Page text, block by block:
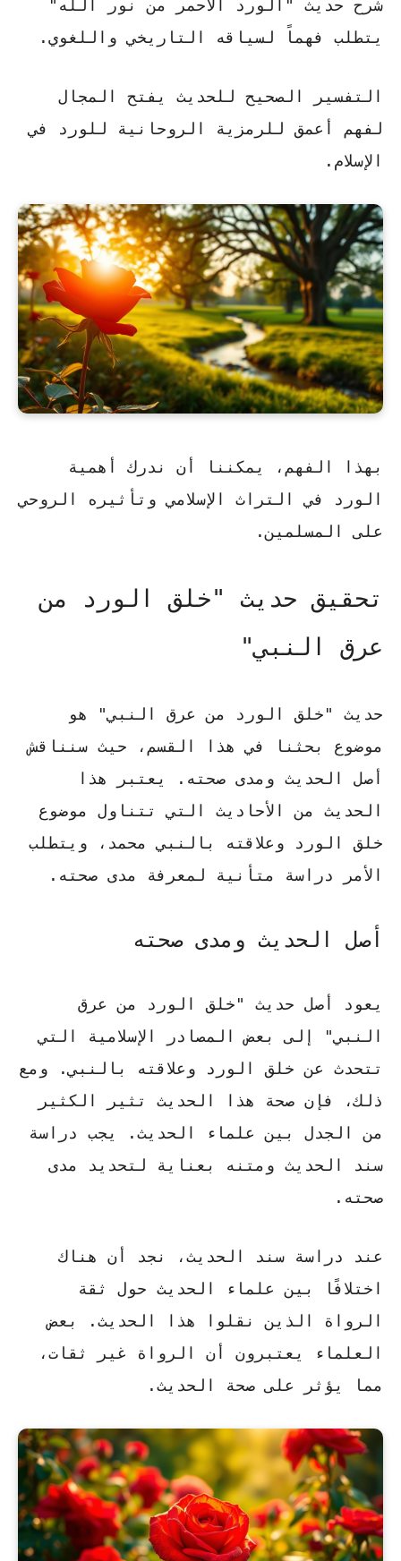
شرح حديث "الورد الأحمر من نور الله"
يتطلب فهماً لسياقه التاريخي واللغوي.
التفسير الصحيح للحديث يفتح المجال
لفهم أعمق للرمزية الروحانية للورد في
الإسلام.
بهذا الفهم، يمكننا أن ندرك أهمية
الورد في التراث الإسلامي وتأثيره الروحي
على المسلمين.
تحقيق حديث "خلق الورد من
عرق النبي"
حديث "خلق الورد من عرق النبي" هو
موضوع بحثنا في هذا القسم، حيث سنناقش
أصل الحديث ومدى صحته. يعتبر هذا
الحديث من الأحاديث التي تتناول موضوع
خلق الورد وعلاقته بالنبي محمد، ويتطلب
الأمر دراسة متأنية لمعرفة مدى صحته.
أصل الحديث ومدى صحته
يعود أصل حديث "خلق الورد من عرق
النبي" إلى بعض المصادر الإسلامية التي
تتحدث عن خلق الورد وعلاقته بالنبي. ومع
ذلك، فإن صحة هذا الحديث تثير الكثير
من الجدل بين علماء الحديث.
يجب دراسة
سند الحديث ومتنه بعناية لتحديد مدى
صحته.
عند دراسة سند الحديث، نجد أن هناك
اختلافًا بين علماء الحديث حول ثقة
الرواة الذين نقلوا هذا الحديث. بعض
العلماء يعتبرون أن الرواة غير ثقات،
مما يؤثر على صحة الحديث.